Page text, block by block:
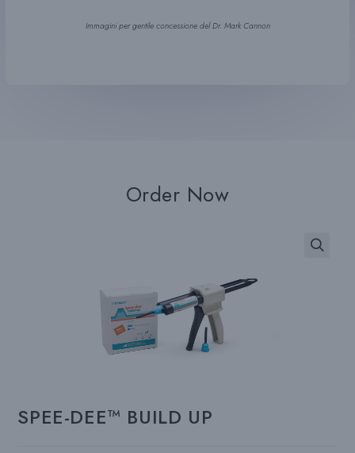
Immagini per gentile concessione del Dr. Mark Cannon
Order Now
SPEE-DEE™ BUILD UP